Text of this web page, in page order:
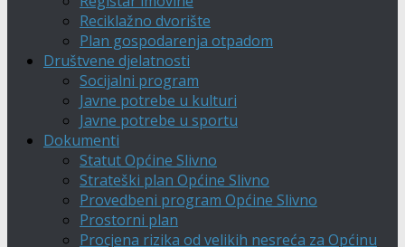
Reciklažno dvorište
Plan gospodarenja otpadom
Društvene djelatnosti
Socijalni program
Javne potrebe u kulturi
Javne potrebe u sportu
Dokumenti
Statut Općine Slivno
Strateški plan Općine Slivno
Provedbeni program Općine Slivno
Prostorni plan
Procjena rizika od velikih nesreća za Općinu